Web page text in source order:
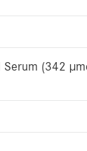
(342